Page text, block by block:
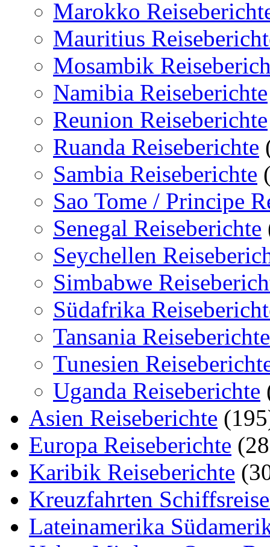
Marokko
Mauritius
Mosambik
Namibia Reiseberichte
Reunion Reiseberichte
Ruanda Reiseberichte
Sambia Reiseberichte
Sao Tome / Principe
Senegal Reiseberichte
Seychellen
Simbabwe
Südafrika
Tansania Reiseberichte
Tunesien
Uganda Reiseberichte
Asien Reiseberichte
Europa Reiseberichte
Karibik Reiseberichte
Kreuzfahrten
Lateinamerika